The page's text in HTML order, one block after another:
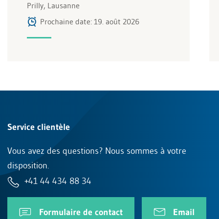
Prilly, Lausanne
Prochaine date: 19. août 2026
Service clientèle
Vous avez des questions? Nous sommes à votre
disposition.
+41 44 434 88 34
Formulaire de contact Email